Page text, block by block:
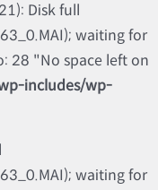
Disk full
waiting for
28 "No space left on
includes/wp-
waiting for